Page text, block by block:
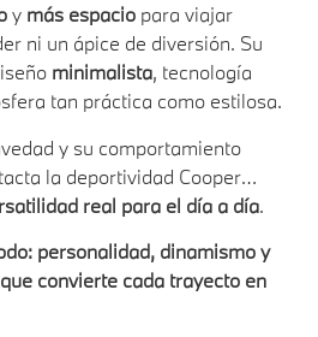
y más espacio para viajar
ni un ápice de diversión. Su
minimalista, tecnología
tan práctica como estilosa.
y su comportamiento
la deportividad Cooper…
real para el día a día.
personalidad, dinamismo y
convierte cada trayecto en